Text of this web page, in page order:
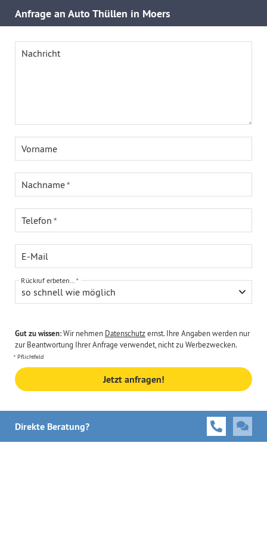
Anfrage an Auto Thüllen in Moers
Nachricht
Vorname
Nachname
Telefon
E-Mail
so schnell wie möglich
Rückruf erbeten...
Gut zu wissen:Wir nehmen Datenschutzernst. Ihre Angaben werden nur
zur Beantwortung Ihrer Anfrage verwendet, nicht zu Werbezwecken.
Pflichtfeld
Jetzt anfragen!
Direkte Beratung?